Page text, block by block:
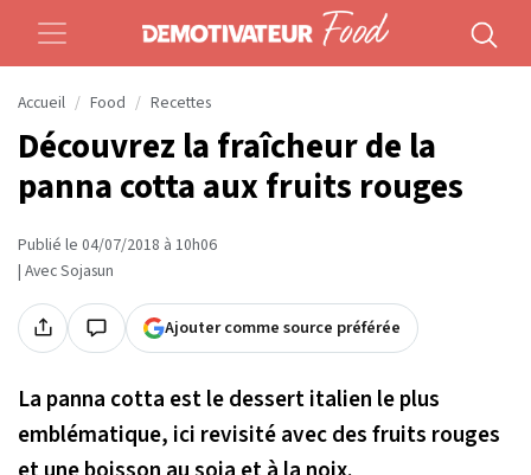
Accueil Food Recettes
Découvrez la fraîcheur de la
panna cotta aux fruits rouges
Publié le 04/07/2018 à 10h06
| Avec Sojasun
Ajouter comme source préférée
La panna cotta est le dessert italien le plus
emblématique, ici revisité avec des fruits rouges